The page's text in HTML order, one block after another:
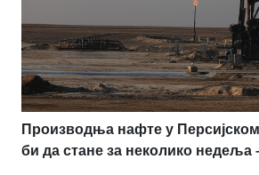
Производња нафте у
би да стане за неколико недеља